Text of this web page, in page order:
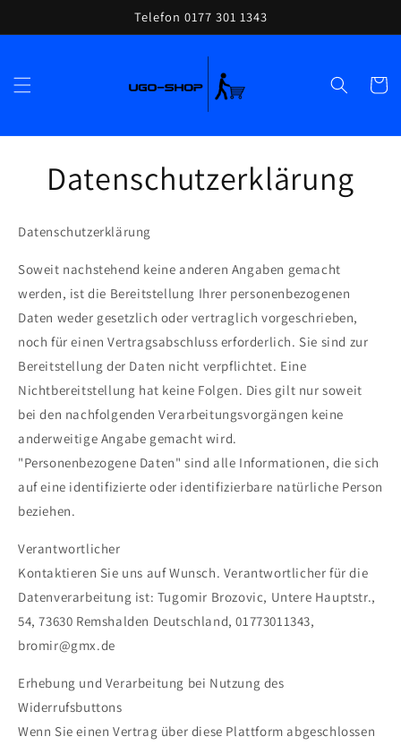
Telefon 0177 301 1343
Datenschutzerklärung
Datenschutzerklärung
Soweit nachstehend keine anderen Angaben gemacht
werden, ist die Bereitstellung Ihrer personenbezogenen
Daten weder gesetzlich oder vertraglich vorgeschrieben,
noch für einen Vertragsabschluss erforderlich. Sie sind zur
Bereitstellung der Daten nicht verpflichtet. Eine
Nichtbereitstellung hat keine Folgen. Dies gilt nur soweit
bei den nachfolgenden Verarbeitungsvorgängen keine
anderweitige Angabe gemacht wird.
"Personenbezogene Daten" sind alle Informationen, die sich
auf eine identifizierte oder identifizierbare natürliche Person
beziehen.
Verantwortlicher
Kontaktieren Sie uns auf Wunsch. Verantwortlicher für die
Datenverarbeitung ist: Tugomir Brozovic, Untere Hauptstr.,
54, 73630 Remshalden Deutschland, 01773011343,
bromir@gmx.de
Erhebung und Verarbeitung bei Nutzung des
Widerrufsbuttons
Wenn Sie einen Vertrag über diese Plattform abgeschlossen